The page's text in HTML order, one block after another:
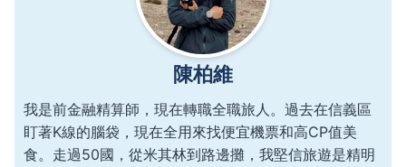
陳柏維
我是前金融精算師，現在轉職全職旅人。過去在信義區
盯著K線的腦袋，現在全用來找便宜機票和高CP值美
食。走過50國，從米其林到路邊攤，我堅信旅遊是精明